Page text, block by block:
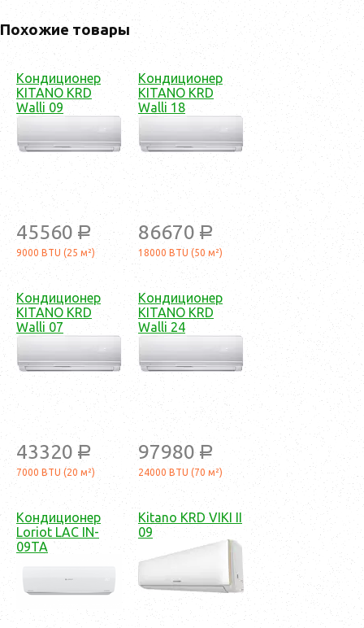
Похожие товары
Кондиционер
KITANO KRD
Walli 09
45560 a
9000 BTU (25 м²)
Кондиционер
KITANO KRD
Walli 18
86670 a
18000 BTU (50 м²)
Кондиционер
KITANO KRD
Walli 07
43320 a
7000 BTU (20 м²)
Кондиционер
KITANO KRD
Walli 24
97980 a
24000 BTU (70 м²)
Кондиционер
Loriot LAC IN-
09TA
Kitano KRD VIKI II
09